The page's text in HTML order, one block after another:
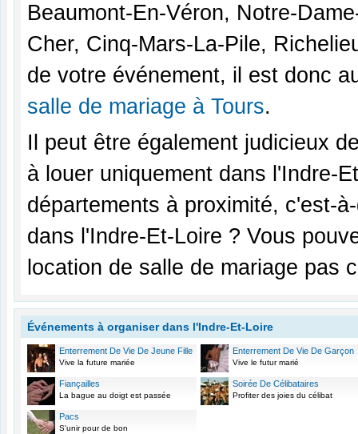
Beaumont-En-Véron, Notre-
Cher, Cinq-Mars-La-Pile,
de votre événement, il est donc
salle de mariage à Tours.
Il peut être également judicieux
à louer uniquement dans l'Indre-
départements à proximité, c'est-
dans l'Indre-Et-Loire ? Vous
location de salle de mariage pas
Événements à organiser dans l'Indre-Et-Loire
Enterrement De Vie De Jeune Fille
Vive la future mariée
Enterrement De Vie De Garçon
Vive le futur marié
Fiançailles
La bague au doigt est passée
Soirée De Célibataires
Profiter des joies du célibat
Pacs
S'unir pour de bon